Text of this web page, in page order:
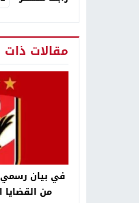
مقالات
في بيان
من القضايا